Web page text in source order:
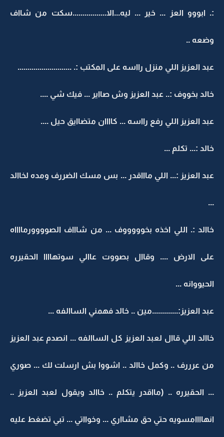
:. ابووو العز ... خير ... ليه...الا.................سكت من شااف
وضعه ..
عبد العزيز اللي منزل رااسه على المكتب :. ...........................
خالد بخووف :.. عبد العزيز وش صااير ... فيك شي ....
عبد العزيز اللي رفع رااسه ... كاااان متضاايق حيل ....
خالد :... تكلم ...
عبد العزيز :... اللي ماااقدر ... بس مسك الضررف ومده لخاالد
...
خاالد :. اللي اخذه بخوووووف ... من شاااف الصوووورمااااه
على الارض .... وقاال بصووت عاالي سوتهاااا الحقيرره
الحيووانه ...
عبد العزيز:.............مين .. خالد فهمني الساالفه ...
خاالد اللي قاال لعبد العزيز كل الساالفه ... انصدم عبد العزيز
من عرررف .. وكمل خاالد .. اشووا بش ارسلت لك ... صوري
... الحقيرره .. (مااقدر يتكلم .. خاالد ويقول لعبد العزيز ..
انهاااامسويه حتي حق مشااري ... وخوااتي ... تبي تضغط عليه